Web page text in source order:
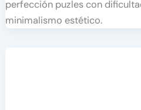
perfección puzles con
minimalismo estético.